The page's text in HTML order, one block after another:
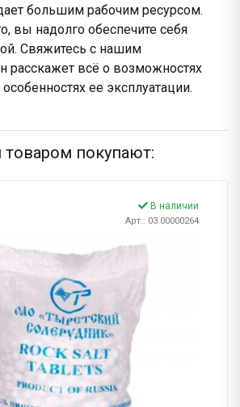
большим рабочим ресурсом.
вы надолго обеспечите себя
Свяжитесь с нашим
расскажет всё о возможностях
ее эксплуатации.
товаром покупают:
В наличии
Арт.: 03.00000264